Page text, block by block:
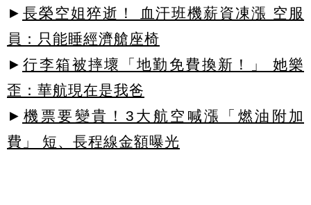
► 長榮空姐猝逝！ 血汗班機薪資凍漲 空服
員：只能睡經濟艙座椅
► 行李箱被摔壞「地勤免費換新！」 她樂
歪：華航現在是我爸
► 機票要變貴！3大航空喊漲「燃油附加
費」 短、長程線金額曝光